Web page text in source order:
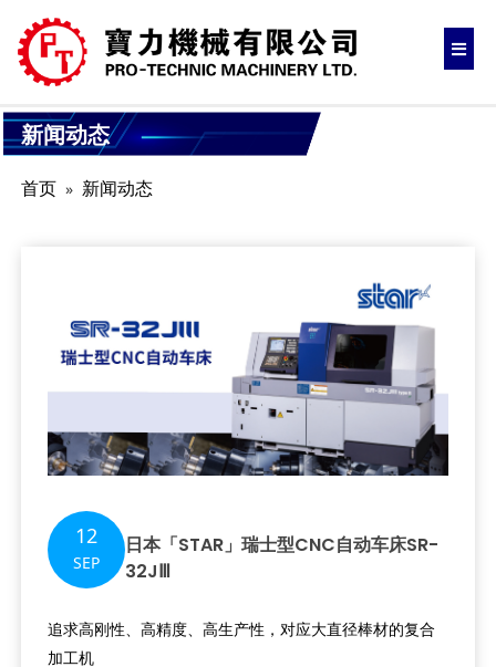
新闻动态
首页 新闻动态
12
SEP
日本「STAR」瑞士型CNC自动车床SR-
32JⅢ
追求高刚性、高精度、高生产性，对应大直径棒材的复合
加工机